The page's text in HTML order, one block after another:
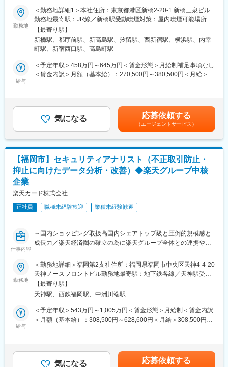
・与信モデルで判断できない定性審査やイレギュラー対応
・オペレーション改善・マニュアルの整備
・その他与信・債権買取に必要な業務
▼業務改善
・開発チームと協業したAIによる与信モデルや審査システムの改
善
「あらゆる情報を信用に変え、あたらしい価値を創出する」をミ
ッションとして、SMBが力を発揮できる社会の実現を目指し、こ
れまで歩みを進めてきました。
今後は更なるプロダクト開発や取組を通じて、将来的には、SMB
の会社経営を支援するインフラになることを目指しています。
■社風：
ウェルスナビやDeNA、DMMなどのインターネットサービス企業
出身のメンバーなど、金融系や非金融系メンバーがバランス良く
集まっており、平均年齢34.9歳で、年齢層は20～40代と幅広いこ
とも特徴です。
変更の範囲：本文参照
当社は、横浜銀行を中核とする横浜FGと三井住友信託銀行が共同
出資する、不動産担保融資に特化した専門金融会社です。
■業務概要：
総合職社員Gaコースとしての採用です。営業活動の他、住宅・ア
パートローンや不動産担保ローンの融資相談・審査業務を担当
し、不動産および融資審査に関する専門知識を習得できます。
・債権管理・回収業務
※社内で役割分担し、連携しながら業務を進めます。
お客様と面談を通し、勤務状況や収入、融資希望内容等様々な側
面から融資可否を判断します。不動産会社への提案活動と並行し
て進める業務のため、他の審査担当や契約担当と連携し面談や事
不動産会社向けに当社商品の活用場面等の提案活動を行います。
を説明する勉強会の実施などを通じて、企業の営業活動を支援し
ます。
■注目ポイント：
・不動産担保融資業務に特化しており、金融・不動産に係る幅広
い専門的な知識を身につけることが可能。
・独自の審査基準を用いており、形式的な審査ではなく顧客との
に対応。一般的な金融機関では審査が難しいお客さまや特殊な不
動産に対しても当社独自のノウハウを駆使し融資を実現
本店営業第一部50名、本店営業第二部20名、本店営業第四部40
勤務地
＜勤務地詳細1＞本社住所：東京都港区新橋2-20-1 新橋三泉ビル
勤務地最寄駅：JR線／新橋駅受動喫煙対策：屋内喫煙可能場所あ
り＜勤務地詳細2＞新宿支店住所：東京都新宿区西新宿2-1-1 新宿
三井ビルディング12F勤務地最寄駅：各線／新宿駅受動喫煙対
策：屋内喫煙可能場所あり＜勤務地詳細3＞横浜支店住所：神奈川
各線／横浜駅受動喫煙対策：屋内喫煙可能場所あり変更の範囲：
無
【最寄り駅】
新橋駅、都庁前駅、新高島駅、汐留駅、西新宿駅、横浜駅、内幸
町駅、新宿西口駅、高島町駅
給与
＜予定年収＞458万円～645万円＜賃金形態＞月給制補足事項なし
＜賃金内訳＞月額（基本給）：270,500円～380,500円＜月給＞
給年1回、■賞与年2回（6月、12月） ■給与例：年収500万円／26
歳 年収572万円／28歳 年収710万／35歳 ※左記に加え、別途残
業代実費支給賃金はあくまでも目安の金額であり、選考を通じて
上下する可能性があります。月給(月額)は固定手当を含めた表記で
す。
気になる 応募依頼する
（エージェントサービス）
【福岡市】セキュリティアナリスト（不正取引防止・
抑止に向けたデータ分析・改善）◆楽天グループ中核
企業
楽天カード株式会社
正社員 職種未経験歓迎 業種未経験歓迎
仕事内容
～国内ショッピング取扱高国内シェアトップ級と圧倒的規模感と
成長力／楽天経済圏の確立の為に楽天グループ全体との連携やみ
も積極的に拡大～
不正取引の防止や抑止を行うために膨大な量のデータの分析・ル
ール作成を行い、不正検知システムへ反映させることで、不正被
害と利用阻害をともに最小化することがミッションです。
■業務内容：
・ダッシュボードやレポートの整備によるデータドリブンな業務
運営の促進
勤務地
＜勤務地詳細＞福岡第2支社住所：福岡県福岡市中央区天神4-4-20
天神ノースフロントビル勤務地最寄駅：地下鉄各線／天神駅受動
喫煙対策：屋内全面禁煙変更の範囲：会社の定める事業所（リモ
ートワーク含む）
【最寄り駅】
天神駅、西鉄福岡駅、中洲川端駅
給与
＜予定年収＞543万円～1,005万円＜賃金形態＞月給制＜賃金内訳
＞月額（基本給）：308,500円～628,600円＜月給＞308,500円～
じて上下する可能性があります。月給(月額)は固定手当を含めた表
記です。気になる 応募依頼する